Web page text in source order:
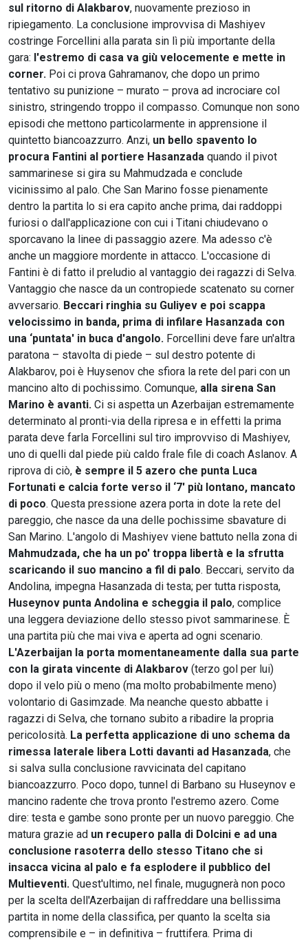
sul ritorno di Alakbarov, nuovamente prezioso in
ripiegamento. La conclusione improvvisa di Mashiyev
costringe Forcellini alla parata sin lì più importante della
gara: l'estremo di casa va giù velocemente e mette in
corner. Poi ci prova Gahramanov, che dopo un primo
tentativo su punizione – murato – prova ad incrociare col
sinistro, stringendo troppo il compasso. Comunque non sono
episodi che mettono particolarmente in apprensione il
quintetto biancoazzurro. Anzi, un bello spavento lo
procura Fantini al portiere Hasanzada quando il pivot
sammarinese si gira su Mahmudzada e conclude
vicinissimo al palo. Che San Marino fosse pienamente
dentro la partita lo si era capito anche prima, dai raddoppi
furiosi o dall'applicazione con cui i Titani chiudevano o
sporcavano la linee di passaggio azere. Ma adesso c'è
anche un maggiore mordente in attacco. L'occasione di
Fantini è di fatto il preludio al vantaggio dei ragazzi di Selva.
Vantaggio che nasce da un contropiede scatenato su corner
avversario. Beccari ringhia su Guliyev e poi scappa
velocissimo in banda, prima di infilare Hasanzada con
una ‘puntata' in buca d'angolo. Forcellini deve fare un'altra
paratona – stavolta di piede – sul destro potente di
Alakbarov, poi è Huysenov che sfiora la rete del pari con un
mancino alto di pochissimo. Comunque, alla sirena San
Marino è avanti. Ci si aspetta un Azerbaijan estremamente
determinato al pronti-via della ripresa e in effetti la prima
parata deve farla Forcellini sul tiro improvviso di Mashiyev,
uno di quelli dal piede più caldo frale file di coach Aslanov. A
riprova di ciò, è sempre il 5 azero che punta Luca
Fortunati e calcia forte verso il ‘7' più lontano, mancato
di poco. Questa pressione azera porta in dote la rete del
pareggio, che nasce da una delle pochissime sbavature di
San Marino. L'angolo di Mashiyev viene battuto nella zona di
Mahmudzada, che ha un po' troppa libertà e la sfrutta
scaricando il suo mancino a fil di palo. Beccari, servito da
Andolina, impegna Hasanzada di testa; per tutta risposta,
Huseynov punta Andolina e scheggia il palo, complice
una leggera deviazione dello stesso pivot sammarinese. È
una partita più che mai viva e aperta ad ogni scenario.
L'Azerbaijan la porta momentaneamente dalla sua parte
con la girata vincente di Alakbarov (terzo gol per lui)
dopo il velo più o meno (ma molto probabilmente meno)
volontario di Gasimzade. Ma neanche questo abbatte i
ragazzi di Selva, che tornano subito a ribadire la propria
pericolosità. La perfetta applicazione di uno schema da
rimessa laterale libera Lotti davanti ad Hasanzada, che
si salva sulla conclusione ravvicinata del capitano
biancoazzurro. Poco dopo, tunnel di Barbano su Huseynov e
mancino radente che trova pronto l'estremo azero. Come
dire: testa e gambe sono pronte per un nuovo pareggio. Che
matura grazie ad un recupero palla di Dolcini e ad una
conclusione rasoterra dello stesso Titano che si
insacca vicina al palo e fa esplodere il pubblico del
Multieventi. Quest'ultimo, nel finale, mugugnerà non poco
per la scelta dell'Azerbaijan di raffreddare una bellissima
partita in nome della classifica, per quanto la scelta sia
comprensibile e – in definitiva – fruttifera. Prima di